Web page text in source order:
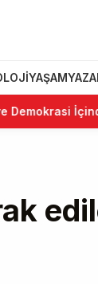
YAŞAM
İçinde Yeni